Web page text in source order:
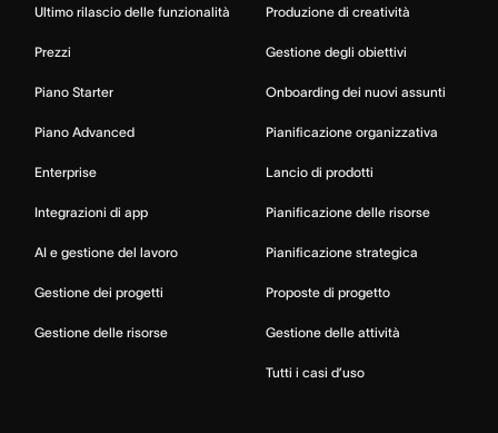
Ultimo rilascio delle funzionalità
Prezzi
Piano Starter
Piano Advanced
Enterprise
Integrazioni di app
AI e gestione del lavoro
Gestione dei progetti
Gestione delle risorse
Produzione di creatività
Gestione degli obiettivi
Onboarding dei nuovi assunti
Pianificazione organizzativa
Lancio di prodotti
Pianificazione delle risorse
Pianificazione strategica
Proposte di progetto
Gestione delle attività
Tutti i casi d’uso